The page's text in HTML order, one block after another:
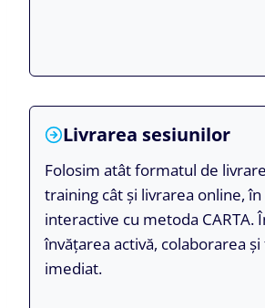
Livrarea sesiunilor
Folosim atât formatul de
training cât și livrarea online, în
interactive cu metoda CARTA.
învățarea activă, colaborarea
imediat.